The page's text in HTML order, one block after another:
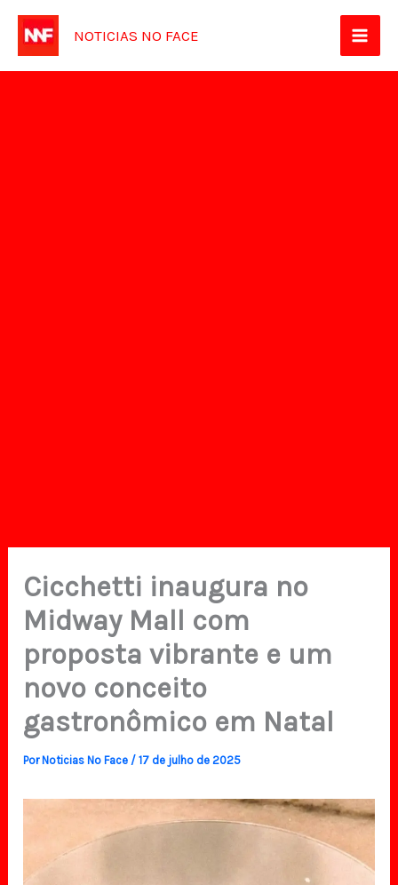
para
NOTICIAS NO FACE
Cicchetti inaugura no
Midway Mall com
proposta vibrante e um
novo conceito
gastronômico em Natal
PorNoticias No Face /17 de julho de 2025